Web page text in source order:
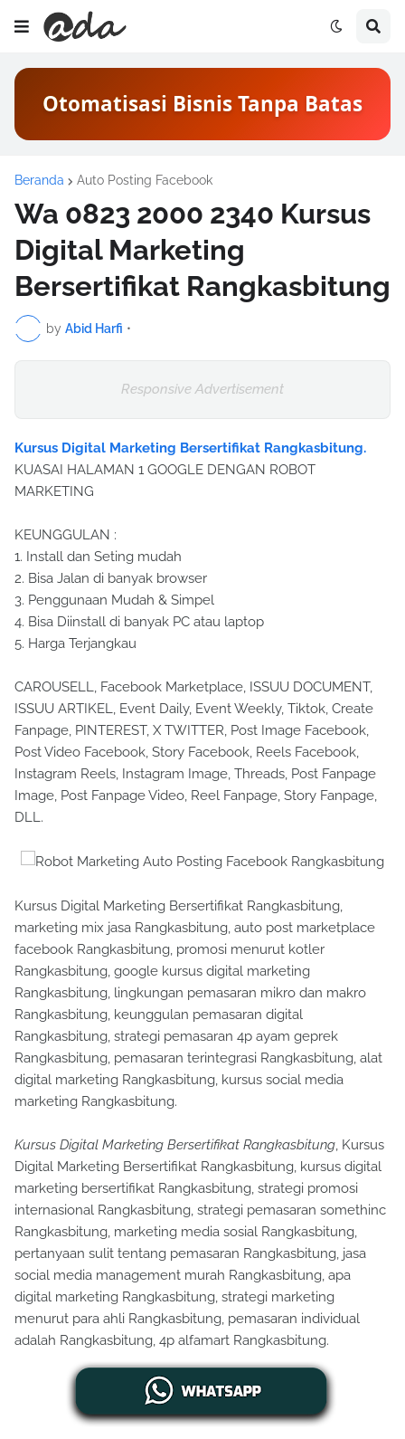
Otomatisasi Bisnis Tanpa Batas
Beranda Auto Posting Facebook
Wa 0823 2000 2340 Kursus
Digital Marketing
Bersertifikat Rangkasbitung
by Abid Harfi •
Responsive Advertisement
Kursus Digital Marketing Bersertifikat Rangkasbitung.
KUASAI HALAMAN 1 GOOGLE DENGAN ROBOT
MARKETING
KEUNGGULAN :
1. Install dan Seting mudah
2. Bisa Jalan di banyak browser
3. Penggunaan Mudah & Simpel
4. Bisa Diinstall di banyak PC atau laptop
5. Harga Terjangkau
CAROUSELL, Facebook Marketplace, ISSUU DOCUMENT,
ISSUU ARTIKEL, Event Daily, Event Weekly, Tiktok, Create
Fanpage, PINTEREST, X TWITTER, Post Image Facebook,
Post Video Facebook, Story Facebook, Reels Facebook,
Instagram Reels, Instagram Image, Threads, Post Fanpage
Image, Post Fanpage Video, Reel Fanpage, Story Fanpage,
DLL.
Kursus Digital Marketing Bersertifikat Rangkasbitung,
marketing mix jasa Rangkasbitung, auto post marketplace
facebook Rangkasbitung, promosi menurut kotler
Rangkasbitung, google kursus digital marketing
Rangkasbitung, lingkungan pemasaran mikro dan makro
Rangkasbitung, keunggulan pemasaran digital
Rangkasbitung, strategi pemasaran 4p ayam geprek
Rangkasbitung, pemasaran terintegrasi Rangkasbitung, alat
digital marketing Rangkasbitung, kursus social media
marketing Rangkasbitung.
Kursus Digital Marketing Bersertifikat Rangkasbitung, Kursus
Digital Marketing Bersertifikat Rangkasbitung, kursus digital
marketing bersertifikat Rangkasbitung, strategi promosi
internasional Rangkasbitung, strategi pemasaran somethinc
Rangkasbitung, marketing media sosial Rangkasbitung,
pertanyaan sulit tentang pemasaran Rangkasbitung, jasa
social media management murah Rangkasbitung, apa
digital marketing Rangkasbitung, strategi marketing
menurut para ahli Rangkasbitung, pemasaran individual
adalah Rangkasbitung, 4p alfamart Rangkasbitung.